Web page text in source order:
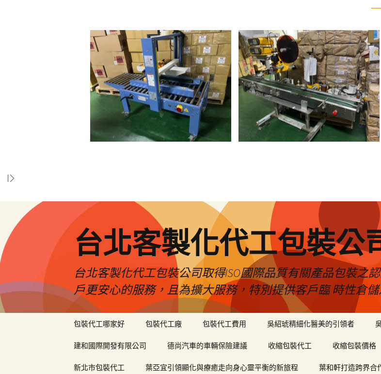
台北客製化代工包裝公
台北客製化代工包裝公司取得ISO國際品質有關產品包裝之
戶更安心的服務，且為擴大服務，特別提供客戶臨 時性倉
包裝代工哪家好 包裝代工廠 包裝代工費用 吳紹琥精細化醫美的引領者
建和國際開發有限公司 德尚汽車的車輛保險建議 收縮包裝代工 收縮包裝價格
新北市包裝代工 葉亞宜引領顯化與療癒走向身心靈平衡的新旅程 葉和軒打造跨界合